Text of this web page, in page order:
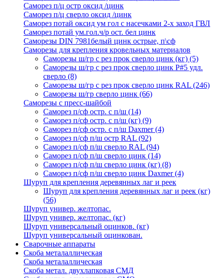
Саморез п/ц остр оксид /цинк
Саморез п/ц сверло оксид /цинк
Саморез потай оксид ум гол с насечками 2-х заход ГВЛ
Саморез потай ум.гол.ч/р ост. бел цинк
Саморезы DIN 7981белый цинк острые, п\сф
Саморезы для крепления кровельных материалов
Саморезы ш/гр с рез прок сверло цинк (кг) (5)
Саморезы ш/гр с рез прок сверло цинк P#5 удл.
сверло (8)
Саморезы ш/гр с рез прок сверло цинк RAL (246)
Саморезы ш/гр сверло цинк (66)
Саморезы с пресс-шайбой
Саморез п/сф остр. с п/ш (14)
Саморез п/сф остр. с п/ш (кг) (9)
Саморез п/сф остр. с п/ш Daxmer(4)
Саморез п/сф п/ш остр RAL (92)
Саморез п/сф п/ш сверло RAL (94)
Саморез п/сф п/ш сверло цинк (14)
Саморез п/сф п/ш сверло цинк (кг) (8)
Саморез п/сф п/ш сверло цинк Daxmer(4)
Шуруп для крепления деревянных лаг и реек
Шуруп для крепления деревянных лаг и реек (кг)
(56)
Шуруп универ. желтопас.
Шуруп универ. желтопас. (кг)
Шуруп универсальный оцинков. (кг)
Шуруп универсальный оцинкован.
Сварочные аппараты
Скоба металаллическая
Скоба металаллическая
Скоба метал. двухлапковая СМД